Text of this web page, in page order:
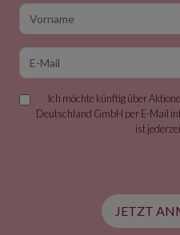
Ich möchte künftig über
Deutschland GmbH per E-Mail
ist
JETZT